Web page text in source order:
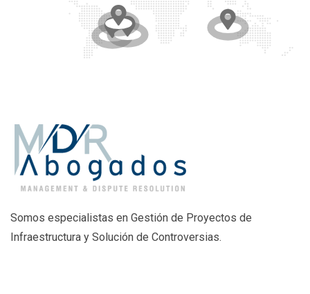
Somos especialistas en Gestión de Proyectos de
Infraestructura y Solución de Controversias.